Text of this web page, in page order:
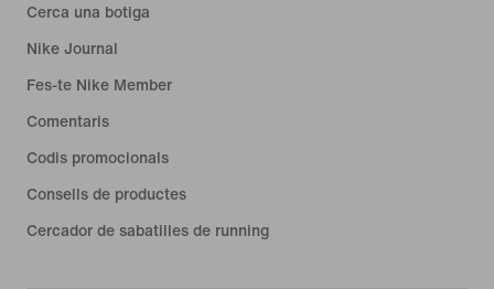
Cerca una botiga
Nike Journal
Fes-te Nike Member
Comentaris
Codis promocionals
Consells de productes
Cercador de sabatilles de running